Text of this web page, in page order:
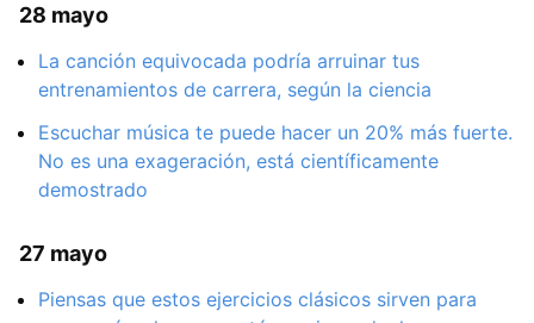
28 mayo
La canción equivocada podría arruinar tus
entrenamientos de carrera, según la ciencia
Escuchar música te puede hacer un 20% más fuerte.
No es una exageración, está científicamente
demostrado
27 mayo
Piensas que estos ejercicios clásicos sirven para